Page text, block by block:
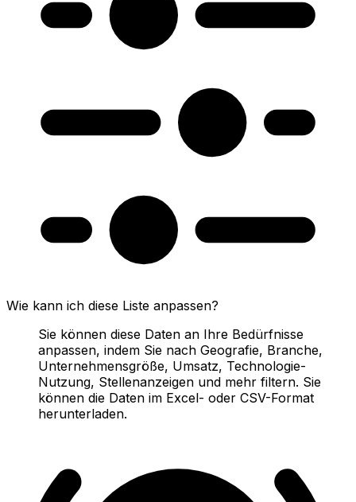
Wie kann ich diese Liste anpassen?
Sie können diese Daten an Ihre Bedürfnisse
anpassen, indem Sie nach Geografie, Branche,
Unternehmensgröße, Umsatz, Technologie-
Nutzung, Stellenanzeigen und mehr filtern. Sie
können die Daten im Excel- oder CSV-Format
herunterladen.